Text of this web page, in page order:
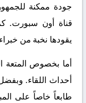
جودة ممكنة
قناة أون سبورت.
يقودها نخبة من
أما بخصوص المتعة
أحداث اللقاء.
طابعاً خاصاً على